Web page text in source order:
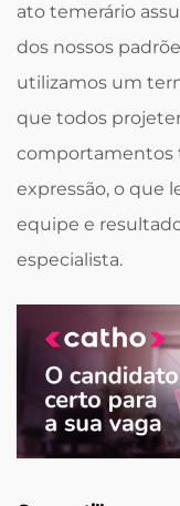
ato temerário
dos nossos
utilizamos um
que todos
comportamentos
expressão, o que
equipe e
especialista.